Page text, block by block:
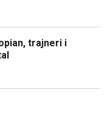
trajneri i